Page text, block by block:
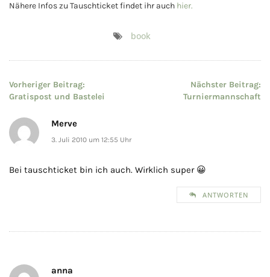
Nähere Infos zu Tauschticket findet ihr auch hier.
book
Beitragsnavigation
Vorheriger Beitrag:
Gratispost und Bastelei
Nächster Beitrag:
Turniermannschaft
Merve
3. Juli 2010 um 12:55 Uhr
Bei tauschticket bin ich auch. Wirklich super 😀
ANTWORTEN
anna